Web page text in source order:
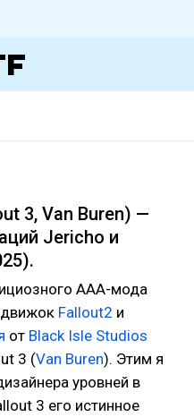
3, Van Buren) —
Jericho и
ААА-мода
Fallout2 и
от Black Isle Studios
3 (Van Buren). Этим я
уровней в
3 его истинное